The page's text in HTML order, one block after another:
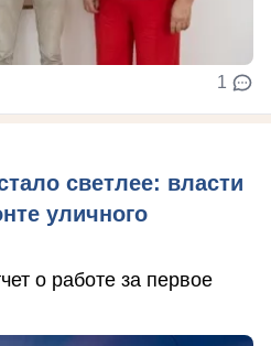
1
светлее: власти
уличного
о работе за первое